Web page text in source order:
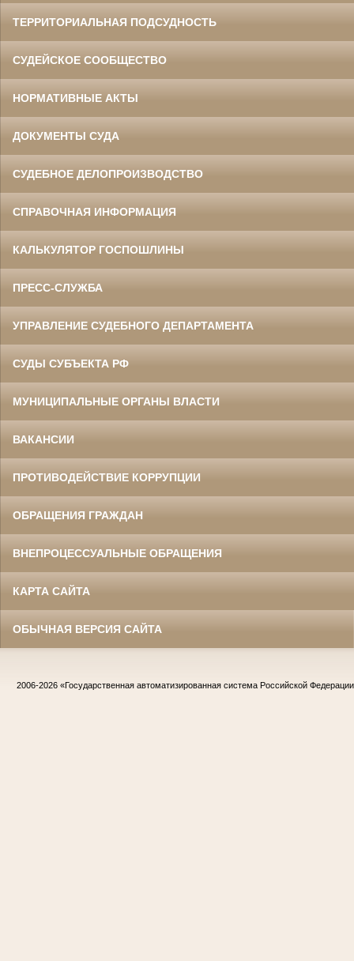
ТЕРРИТОРИАЛЬНАЯ ПОДСУДНОСТЬ
СУДЕЙСКОЕ СООБЩЕСТВО
НОРМАТИВНЫЕ АКТЫ
ДОКУМЕНТЫ СУДА
СУДЕБНОЕ ДЕЛОПРОИЗВОДСТВО
СПРАВОЧНАЯ ИНФОРМАЦИЯ
КАЛЬКУЛЯТОР ГОСПОШЛИНЫ
ПРЕСС-СЛУЖБА
УПРАВЛЕНИЕ СУДЕБНОГО ДЕПАРТАМЕНТА
СУДЫ СУБЪЕКТА РФ
МУНИЦИПАЛЬНЫЕ ОРГАНЫ ВЛАСТИ
ВАКАНСИИ
ПРОТИВОДЕЙСТВИЕ КОРРУПЦИИ
ОБРАЩЕНИЯ ГРАЖДАН
ВНЕПРОЦЕССУАЛЬНЫЕ ОБРАЩЕНИЯ
КАРТА САЙТА
ОБЫЧНАЯ ВЕРСИЯ САЙТА
2006-2026 «Государственная автоматизированная система Российской